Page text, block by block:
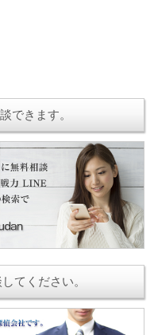
できます。
てください。